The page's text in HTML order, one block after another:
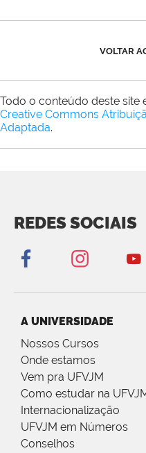
VOLTAR
Todo o conteúdo deste site
Creative Commons
Adaptada.
REDES SOCIAIS
A UNIVERSIDADE
Nossos Cursos
Onde estamos
Vem pra UFVJM
Como estudar na
Internacionalização
UFVJM em Números
Conselhos